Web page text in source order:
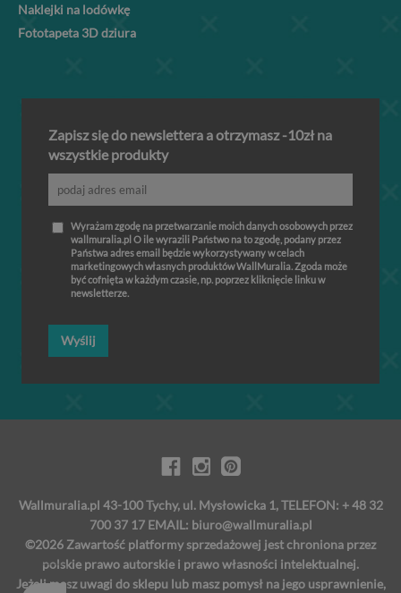
Naklejki na lodówkę
Fototapeta 3D dziura
Zapisz się do newslettera a otrzymasz -10zł na
wszystkie produkty
Wyrażam zgodę na przetwarzanie moich danych osobowych przez
wallmuralia.pl O ile wyrazili Państwo na to zgodę, podany przez
Państwa adres email będzie wykorzystywany w celach
marketingowych własnych produktów WallMuralia. Zgoda może
być cofnięta w każdym czasie, np. poprzez kliknięcie linku w
newsletterze.
Wyślij
Wallmuralia.pl 43-100 Tychy, ul. Mysłowicka 1, TELEFON: + 48 32
700 37 17 EMAIL: biuro@wallmuralia.pl
©2026 Zawartość platformy sprzedażowej jest chroniona przez
polskie prawo autorskie i prawo własności intelektualnej.
Jeżeli masz uwagi do sklepu lub masz pomysł na jego usprawnienie,